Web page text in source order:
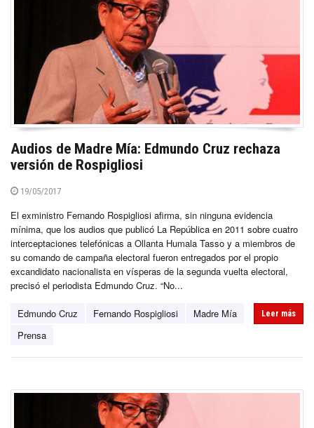
Audios de Madre Mía: Edmundo Cruz rechaza
versión de Rospigliosi
19/05/2017
El exministro Fernando Rospigliosi afirma, sin ninguna evidencia
mínima, que los audios que publicó La República en 2011 sobre cuatro
interceptaciones telefónicas a Ollanta Humala Tasso y a miembros de
su comando de campaña electoral fueron entregados por el propio
excandidato nacionalista en vísperas de la segunda vuelta electoral,
precisó el periodista Edmundo Cruz. “No...
Edmundo Cruz Fernando Rospigliosi
Madre Mía
Prensa
Leer más